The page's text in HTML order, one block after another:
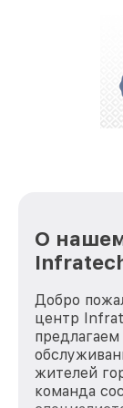
полной
репутацию.
О
Добро
центр
жителей
команда